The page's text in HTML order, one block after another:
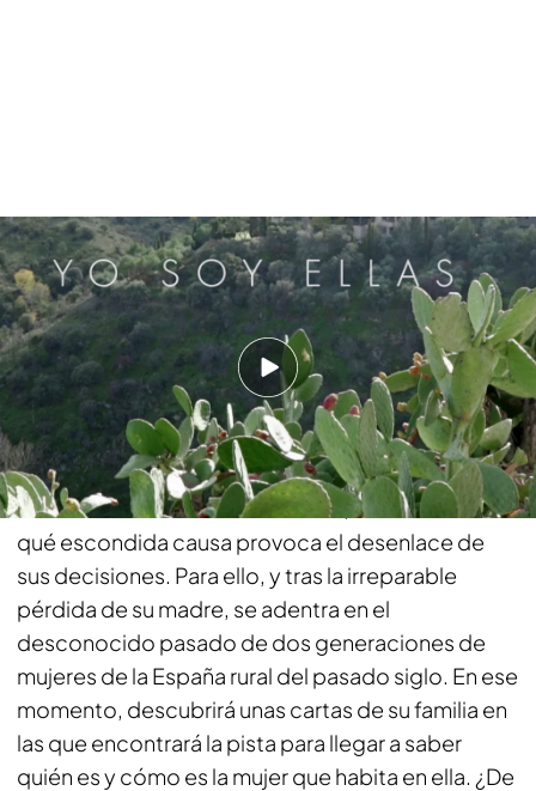
Booktrailer 'Yo soy ellas'
PUEDE INTERESARTE
'Yo soy ellas' en primera persona, entrevistamos
a Cruz Galdón, su autora.
Sinopsis de 'Yo soy ellas'
Sara anhela saber por qué siente intensamente la
vida en cada bocanada de aire. Quiere conocer
qué escondida causa provoca el desenlace de
sus decisiones. Para ello, y tras la irreparable
pérdida de su madre, se adentra en el
desconocido pasado de dos generaciones de
mujeres de la España rural del pasado siglo. En ese
momento, descubrirá unas cartas de su familia en
las que encontrará la pista para llegar a saber
quién es y cómo es la mujer que habita en ella. ¿De